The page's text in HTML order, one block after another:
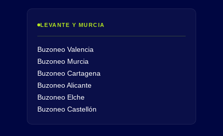
LEVANTE Y MURCIA
Buzoneo Valencia
Buzoneo Murcia
Buzoneo Cartagena
Buzoneo Alicante
Buzoneo Elche
Buzoneo Castellón